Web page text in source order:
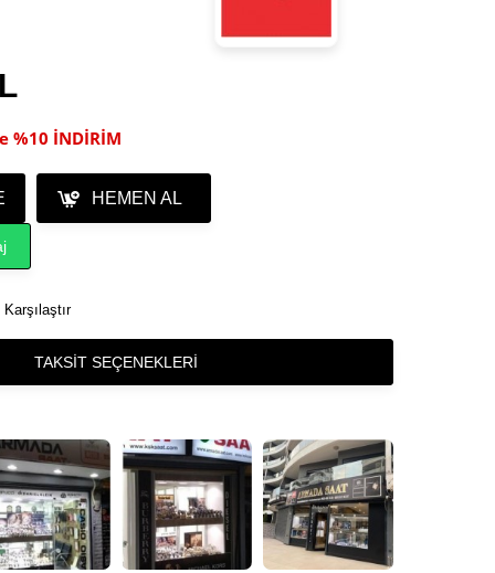
%10 İNDİRİM
HEMEN AL
Karşılaştır
TAKSIT SEÇENEKLERI